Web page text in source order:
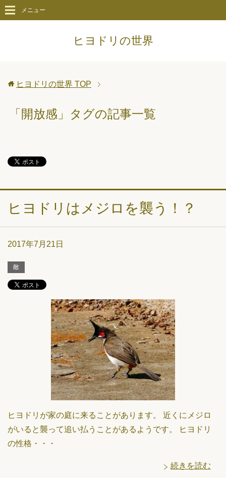
ヒヨドリの世界
メニュー
ヒヨドリの世界 TOP
「開放感」タグの記事一覧
ヒヨドリはメジロを襲う！？
2017年7月21日
敵
ヒヨドリが家の庭に来ることがあります。 近くにメジロ
がいると襲って追い払うことがあるようです。 ヒヨドリ
の性格・・・
続きを読む